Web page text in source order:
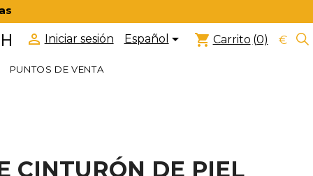
PUNTOS DE VENTA
 Iniciar sesión Español shopping_cart Carrito (0) €
CINTURÓN DE PIEL